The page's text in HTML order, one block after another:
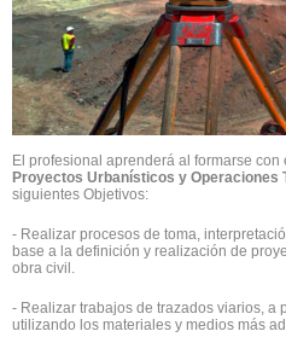
El profesional aprenderá al formarse con
Proyectos Urbanísticos y Operaciones
siguientes Objetivos:
- Realizar procesos de toma,
base a la definición y realización de
obra civil.
- Realizar trabajos de trazados viarios, a
utilizando los materiales y medios más